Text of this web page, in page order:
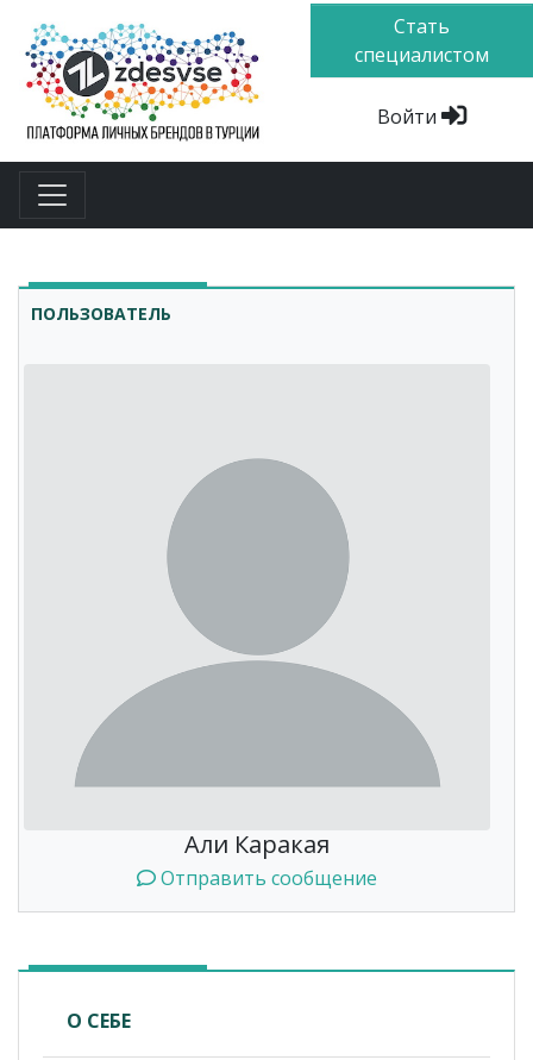
Стать
специалистом
Войти
ПОЛЬЗОВАТЕЛЬ
Али Каракая
Отправить сообщение
О СЕБЕ